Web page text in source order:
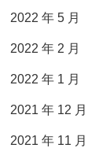
2022 年 5 月
2022 年 2 月
2022 年 1 月
2021 年 12 月
2021 年 11 月